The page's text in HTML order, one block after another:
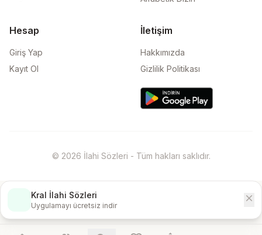
Hesap
Giriş Yap
Kayıt Ol
İletişim
Hakkımızda
Gizlilik Politikası
© 2026 İlahi Sözleri - Tüm hakları saklıdır.
Kral İlahi Sözleri
Uygulamayı ücretsiz indir
close